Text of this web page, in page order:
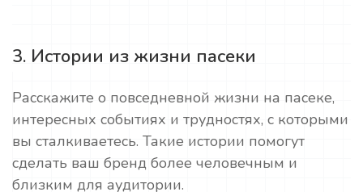
3. Истории из жизни пасеки
Расскажите о повседневной жизни на пасеке,
интересных событиях и трудностях, с которыми
вы сталкиваетесь. Такие истории помогут
сделать ваш бренд более человечным и
близким для аудитории.